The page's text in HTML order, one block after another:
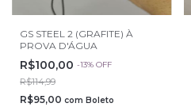
GS STEEL 2 (GRAFITE) À
PROVA D'ÁGUA
R$100,00 -13% OFF
R$114,99
R$95,00 com Boleto